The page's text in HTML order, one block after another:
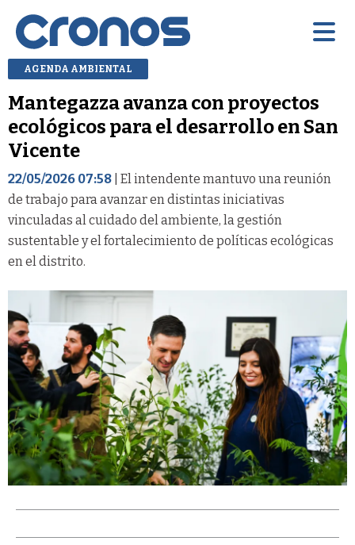
AGENDA AMBIENTAL
Mantegazza avanza con proyectos
ecológicos para el desarrollo en San
Vicente
22/05/2026 07:58 | El intendente mantuvo una reunión
de trabajo para avanzar en distintas iniciativas
vinculadas al cuidado del ambiente, la gestión
sustentable y el fortalecimiento de políticas ecológicas
en el distrito.